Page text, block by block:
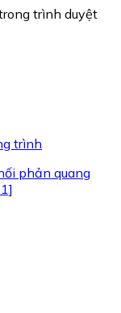
trình duyệt
phản quang